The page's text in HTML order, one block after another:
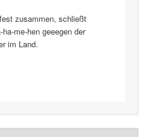
zusammen, schließt
me-hen geeegen der
im Land.